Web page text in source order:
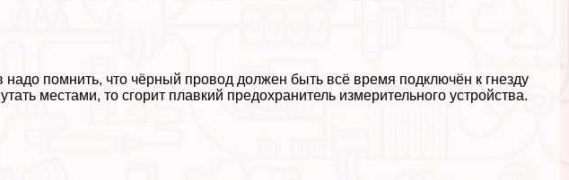
помнить, что чёрный провод должен быть всё время подключён к гнезду
местами, то сгорит плавкий пpeдoxpaнитель измерительного устройства.